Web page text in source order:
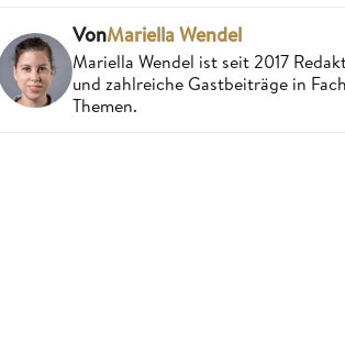
VonMariella Wendel
Mariella Wendel ist seit 2017
und zahlreiche Gastbeiträge in
Themen.